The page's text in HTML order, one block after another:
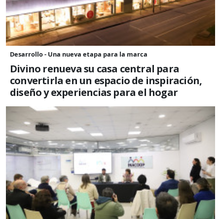
Desarrollo - Una nueva etapa para la marca
Divino renueva su casa central para
convertirla en un espacio de inspiración,
diseño y experiencias para el hogar